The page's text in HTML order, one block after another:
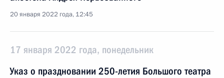
20 января 2022 года, 12:45
17 января 2022 года, понедельник
Указ о праздновании 250-летия Большого театра